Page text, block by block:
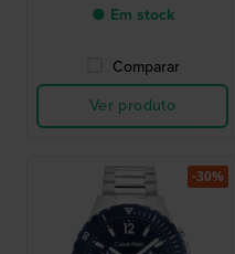
● Em stock
Comparar
Ver produto
-30%